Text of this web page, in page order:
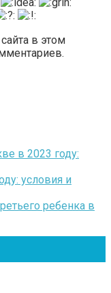
в этом
в 2023 году:
условия и
ребенка в